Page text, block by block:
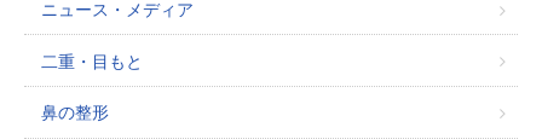
ニュース・メディア
二重・目もと
鼻の整形